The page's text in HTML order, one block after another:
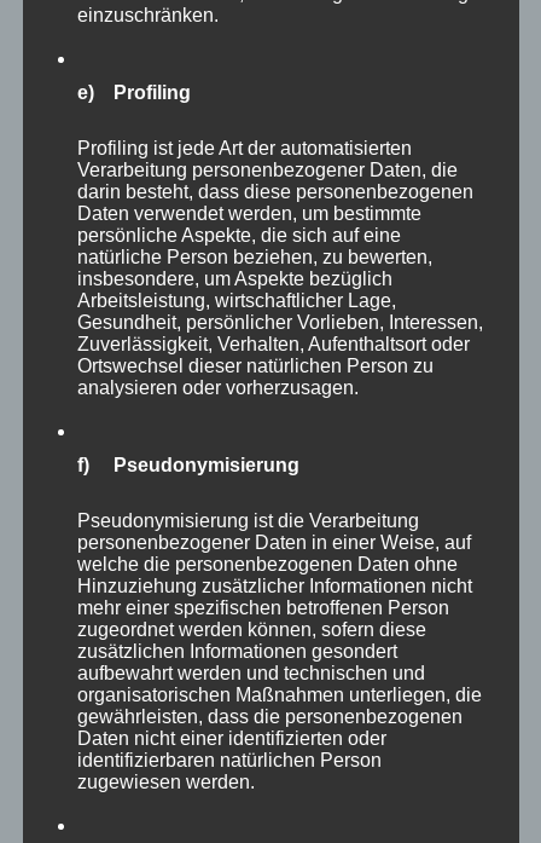
kann ich meine eigenen Erwartungen
loszulassen und ganz in das Hier und Jetzt
eintauchen. Ich erlebe nicht nur die Suche nach
allem spüre ich eine Verbindung zu dem Tier,
zu der Landschaft und zu mir selbst. Im besten
Fall lässt sich diese wunderbare Emotion später
durch das Betrachten des entstandenen Bildes
jederzeit wieder aktivieren.
Seit Monaten begleite ich eine Ricke zunächst
allein, inzwischen mit Ihrem Kitz. Immer
wieder begegnen wir uns im Wald, halten inne
und schauen uns gegenseitig an. Inzwischen ist
Fluchtinstinkt der Tiere ist weitgehend
gewichen. Für mich ist jede Begegnung mit
diesen Tieren ein besonderer, unendlich
wertvoller Moment. Ich spüre eine Verbindung
zu ihnen und zur Natur. Ich bin ganz bei mir,
erfüllt, zufrieden und glücklich. Vielleicht wird
aus all diesen Begegnungen und den dabei
entstandenen Bildern mal ein Kinderbuch oder
einzuschränken.
e) Profiling
Profiling ist jede Art der automatisierten
Verarbeitung personenbezogener Daten, die
darin besteht, dass diese personenbezogenen
Daten verwendet werden, um bestimmte
persönliche Aspekte, die sich auf eine
natürliche Person beziehen, zu bewerten,
insbesondere, um Aspekte bezüglich
Arbeitsleistung, wirtschaftlicher Lage,
Gesundheit, persönlicher Vorlieben, Interessen,
Zuverlässigkeit, Verhalten, Aufenthaltsort oder
Ortswechsel dieser natürlichen Person zu
analysieren oder vorherzusagen.
f) Pseudonymisierung
Pseudonymisierung ist die Verarbeitung
personenbezogener Daten in einer Weise, auf
welche die personenbezogenen Daten ohne
Hinzuziehung zusätzlicher Informationen nicht
mehr einer spezifischen betroffenen Person
zugeordnet werden können, sofern diese
zusätzlichen Informationen gesondert
aufbewahrt werden und technischen und
organisatorischen Maßnahmen unterliegen, die
gewährleisten, dass die personenbezogenen
Daten nicht einer identifizierten oder
identifizierbaren natürlichen Person
zugewiesen werden.